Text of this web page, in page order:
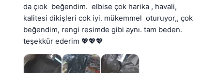
da çıok  beğendim.  elbise çok harika , havali,
kalitesi dikişleri cok iyi. mükemmel  oturuyor,, çok
beğendim, rengi resimde gibi aynı. tam beden.
teşekkür ederim 💖💖💖